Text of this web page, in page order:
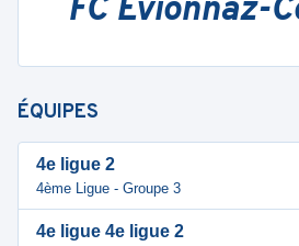
FC Evionnaz-
ÉQUIPES
4e ligue 2
4ème Ligue - Groupe 3
4e ligue 4e ligue 2